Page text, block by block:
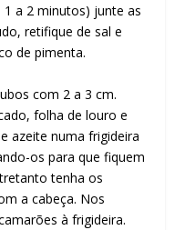
a 2 minutos) junte as
retifique de sal e
de pimenta.
com 2 a 3 cm.
folha de louro e
azeite numa frigideira
os para que fiquem
tenha os
a cabeça. Nos
à frigideira.